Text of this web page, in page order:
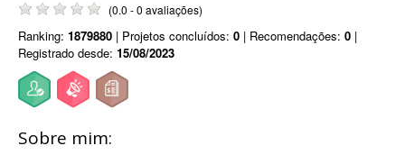
(0.0 - 0 avaliações)
Ranking: 1879880 | Projetos concluídos: 0 | Recomendações: 0 |
Registrado desde: 15/08/2023
Sobre mim: